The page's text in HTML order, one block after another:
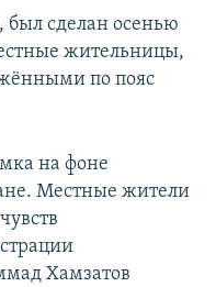
был сделан осенью
жительницы,
по пояс
на фоне
Местные жители
Хамзатов